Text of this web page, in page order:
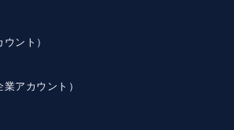
ント）
アカウント）